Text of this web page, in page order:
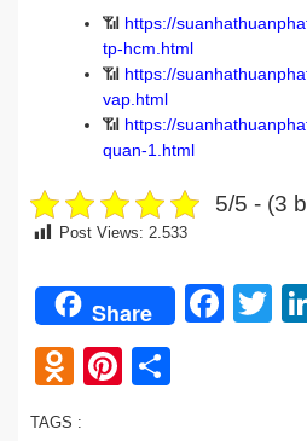
📶 https://
tp-hcm.html
📶 https://
vap.html
📶 https://
quan-1.html
5/5 - (3
Post Views: 2.533
Share
Odnoklassniki
Pinterest
TAGS :